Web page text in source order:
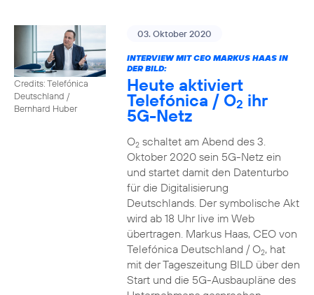
Credits: Telefónica
Deutschland /
Bernhard Huber
03. Oktober 2020
INTERVIEW MIT CEO MARKUS HAAS IN
DER BILD:
Heute aktiviert
Telefónica / O2 ihr
5G-Netz
O2schaltet am Abend des 3.
Oktober 2020 sein 5G-Netz ein
und startet damit den Datenturbo
für die Digitalisierung
Deutschlands. Der symbolische Akt
wird ab 18 Uhr live im Web
übertragen. Markus Haas, CEO von
Telefónica Deutschland / O2, hat
mit der Tageszeitung BILD über den
Start und die 5G-Ausbaupläne des